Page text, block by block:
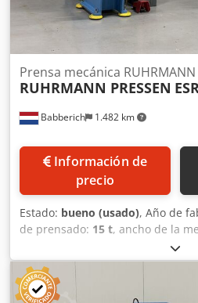
Babberich 1.482 km
Prensa mecánica RUHRMANN
RUHRMANN PRESSEN
Información de
precio
Estado: bueno (usado), Año de
de prensado: 15 t, ancho de la
, Acoplamiento
sistema de mando de segunda
ajustable Juego completo de
CE Nota: ¡La máquina ha sido